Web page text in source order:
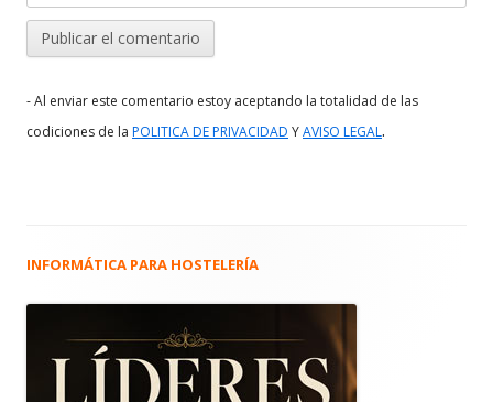
- Al enviar este comentario estoy aceptando la totalidad de las
codiciones de la POLITICA DE PRIVACIDAD YAVISO LEGAL.
Barra
principal
INFORMÁTICA PARA HOSTELERÍA